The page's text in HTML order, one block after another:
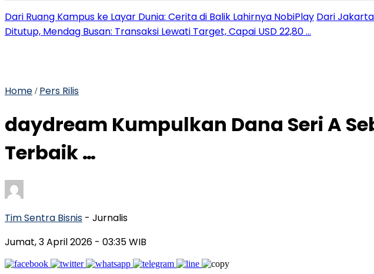
Dari Ruang Kampus ke Layar Dunia: Cerita di Balik Lahirnya NobiPlay Dari
Ditutup, Mendag Busan: Transaksi Lewati Target, Capai USD 22,80 …
Home / Pers Rilis
daydream Kumpulkan Dana Seri A
Terbaik …
Tim Sentra Bisnis - Jurnalis
Jumat, 3 April 2026 - 03:35 WIB